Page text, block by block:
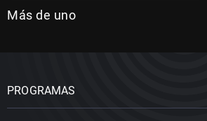
Más de uno
PROGRAMAS